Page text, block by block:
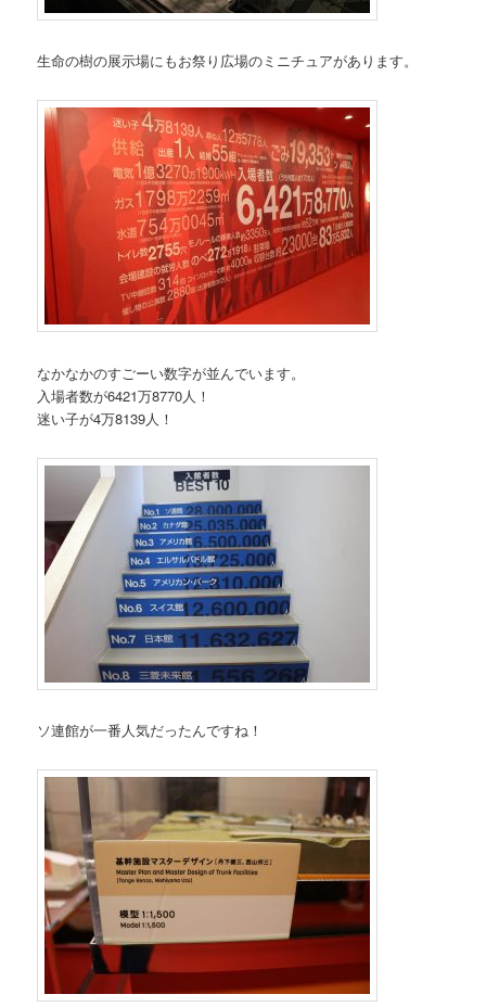
生命の樹の展示場にもお祭り広場のミニチュアがあります。
なかなかのすごーい数字が並んでいます。
入場者数が6421万8770人！
迷い子が4万8139人！
ソ連館が一番人気だったんですね！